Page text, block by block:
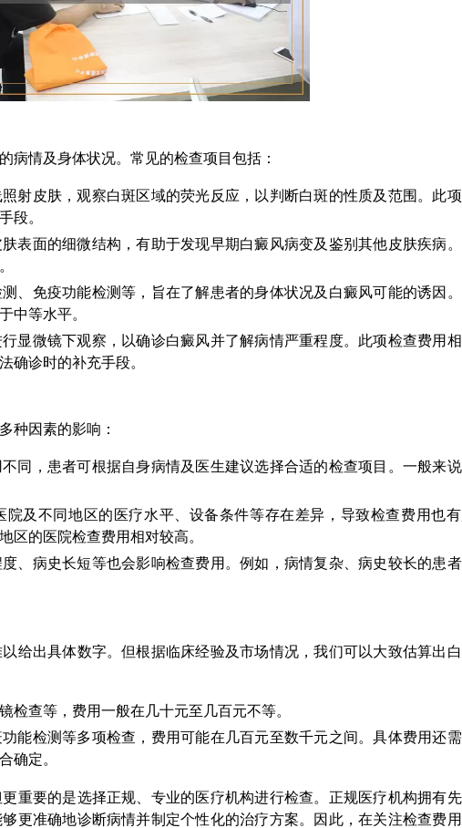
病情及身体状况。常见的检查项目包括：
照射皮肤，观察白斑区域的荧光反应，以判断白斑的性质及范围。此
段。
肤表面的细微结构，有助于发现早期白癜风病变及鉴别其他皮肤疾病
测、免疫功能检测等，旨在了解患者的身体状况及白癜风可能的诱因
中等水平。
显微镜下观察，以确诊白癜风并了解病情严重程度。此项检查费用
确诊时的补充手段。
种因素的影响：
不同，患者可根据自身病情及医生建议选择合适的检查项目。一般来
院及不同地区的医疗水平、设备条件等存在差异，导致检查费用也
区的医院检查费用相对较高。
度、病史长短等也会影响检查费用。例如，病情复杂、病史较长的患
给出具体数字。但根据临床经验及市场情况，我们可以大致估算出
检查等，费用一般在几十元至几百元不等。
功能检测等多项检查，费用可能在几百元至数千元之间。具体费用还
确定。
重要的是选择正规、专业的医疗机构进行检查。正规医疗机构拥有
更准确地诊断病情并制定个性化的治疗方案。因此，在关注检查费用